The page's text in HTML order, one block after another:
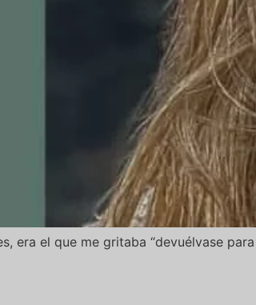
el que me gritaba “devuélvase